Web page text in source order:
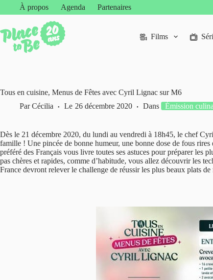
À propos Agenda Partenaires
Films
Tous en cuisine, Menus de Fêtes avec Cyril Lignac sur M6
Par Cécilia Le 26 décembre 2020 Dans Émission
Dès le 21 décembre 2020, du lundi au vendredi à 18h45, le chef
famille ! Une pincée de bonne humeur, une bonne dose de fous
préféré des Français vous livre toutes ses astuces pour préparer les
pas chères et rapides, comme d’habitude, vous allez découvrir les
France devront relever le challenge de réussir les plus beaux plats